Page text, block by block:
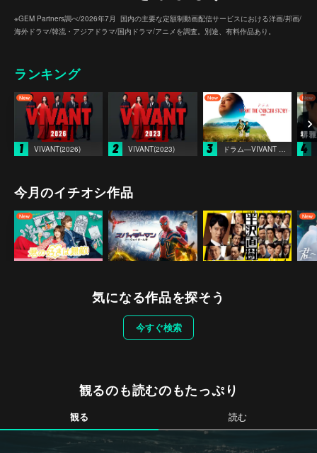
※GEM Partners調べ/2026年7⽉ 国内の主要な定額制動画配信サービスにおける洋画/邦画/
海外ドラマ/韓流・アジアドラマ/国内ドラマ/アニメを調査。別途、有料作品あり。
ランキング
1 VIVANT(2026) 2 VIVANT(2023) 3 ドラム―VIVANT THE ORIGIN STORY― 4
今月のイチオシ作品
気になる作品を探そう
今すぐ検索
観るのも読むのもたっぷり
観る 読む